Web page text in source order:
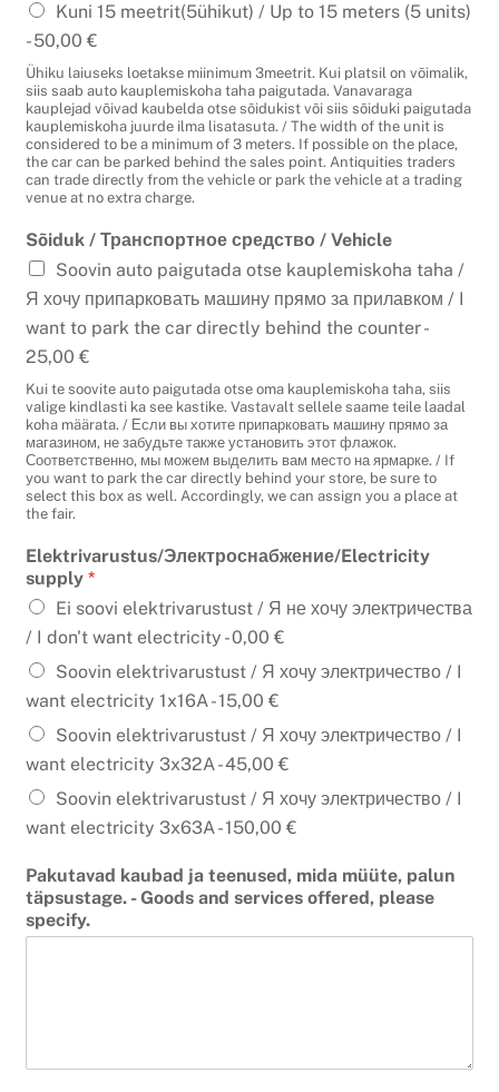
Kuni 15 meetrit(5ühikut) / Up to 15 meters (5 units)
-50,00 €
Ühiku laiuseks loetakse miinimum 3meetrit. Kui platsil on võimalik,
siis saab auto kauplemiskoha taha paigutada. Vanavaraga
kauplejad võivad kaubelda otse sõidukist või siis sõiduki paigutada
kauplemiskoha juurde ilma lisatasuta. / The width of the unit is
considered to be a minimum of 3 meters. If possible on the place,
the car can be parked behind the sales point. Antiquities traders
can trade directly from the vehicle or park the vehicle at a trading
venue at no extra charge.
Sõiduk / Транспортное средство / Vehicle
Soovin auto paigutada otse kauplemiskoha taha /
Я хочу припарковать машину прямо за прилавком / I
want to park the car directly behind the counter -
25,00 €
Kui te soovite auto paigutada otse oma kauplemiskoha taha, siis
valige kindlasti ka see kastike. Vastavalt sellele saame teile laadal
koha määrata. / Если вы хотите припарковать машину прямо за
магазином, не забудьте также установить этот флажок.
Соответственно, мы можем выделить вам место на ярмарке. / If
you want to park the car directly behind your store, be sure to
select this box as well. Accordingly, we can assign you a place at
the fair.
Elektrivarustus/Электроснабжение/Electricity
supply*
Ei soovi elektrivarustust / Я не хочу электричества
/ I don't want electricity -0,00 €
Soovin elektrivarustust / Я хочу электричество / I
want electricity 1x16A -15,00 €
Soovin elektrivarustust / Я хочу электричество / I
want electricity 3x32A -45,00 €
Soovin elektrivarustust / Я хочу электричество / I
want electricity 3x63A -150,00 €
Pakutavad kaubad ja teenused, mida müüte, palun
täpsustage. - Goods and services offered, please
specify.